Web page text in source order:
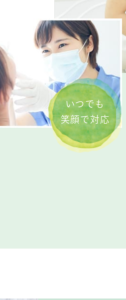
いつでも
笑顔で対応